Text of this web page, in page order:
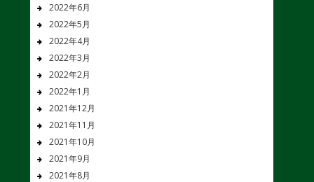
2022年6月
2022年5月
2022年4月
2022年3月
2022年2月
2022年1月
2021年12月
2021年11月
2021年10月
2021年9月
2021年8月